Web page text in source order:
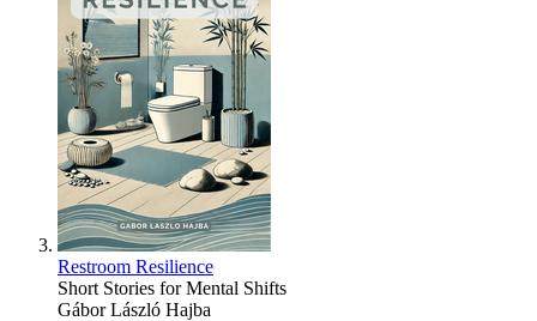
Restroom Resilience
Short Stories for Mental Shifts
Gábor László Hajba